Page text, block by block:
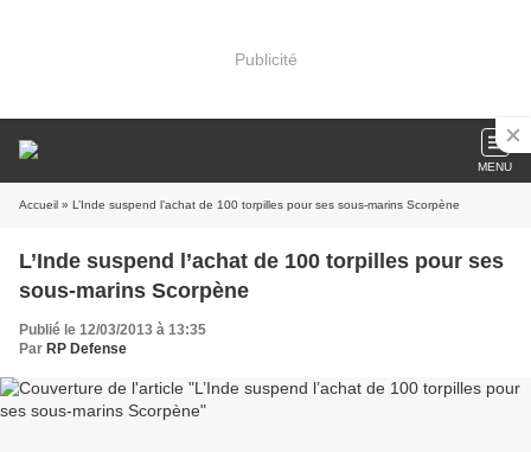
Publicité
MENU
Accueil » L’Inde suspend l’achat de 100 torpilles pour ses sous-marins Scorpène
L’Inde suspend l’achat de 100 torpilles pour ses
sous-marins Scorpène
Publié le 12/03/2013 à 13:35
Par RP Defense